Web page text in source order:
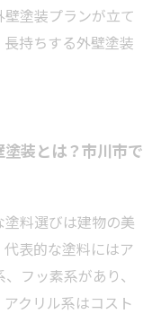
塗装プランが立て
持ちする外壁塗装
装とは？市川市で
料選びは建物の美
表的な塗料にはア
フッ素系があり、
クリル系はコスト